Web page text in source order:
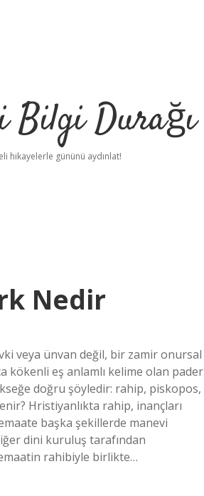
Bilgi Durağı
hikayelerle gününü aydınlat!
Nedir
veya ünvan değil, bir zamir onursal
kökenli eş anlamlı kelime olan pader
doğru şöyledir: rahip, piskopos,
Hristiyanlıkta rahip, inançları
başka şekillerde manevi
dini kuruluş tarafından
rahibiyle birlikte…